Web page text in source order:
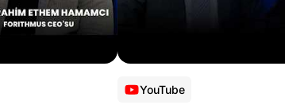
YouTube